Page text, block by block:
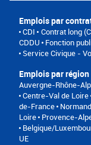
Emplois par
CDI Contrat long
CDDU
Fonction
Service Civique -
Emplois par région
Auvergne-Rhône-
Centre-Val de Loire
de-France
Loire Provence-
Belgique/
UE